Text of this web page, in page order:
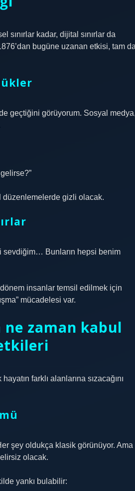
sınırlar kadar, dijital sınırlar da
bugüne uzanan etkisi, tam
geçtiğini görüyorum. Sosyal
düzenlemelerde gizli olacak.
sevdiğim… Bunların hepsi benim
insanlar temsil edilmek için
mücadelesi var.
ne zaman kabul
farklı alanlarına sızacağını
şey oldukça klasik görünüyor. Ama
olacak.
yankı bulabilir: